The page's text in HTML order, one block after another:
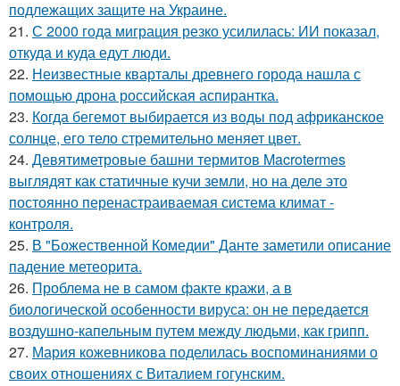
подлежащих защите на Украине.
21. С 2000 года миграция резко усилилась: ИИ показал,
откуда и куда едут люди.
22. Неизвестные кварталы древнего города нашла с
помощью дрона российская аспирантка.
23. Когда бегемот выбирается из воды под африканское
солнце, его тело стремительно меняет цвет.
24. Девятиметровые башни термитов Macrotermes
выглядят как статичные кучи земли, но на деле это
постоянно перенастраиваемая система климат -
контроля.
25. В "Божественной Комедии" Данте заметили описание
падение метеорита.
26. Проблема не в самом факте кражи, а в
биологической особенности вируса: он не передается
воздушно-капельным путем между людьми, как грипп.
27. Мария кожевникова поделилась воспоминаниями о
своих отношениях с Виталием гогунским.